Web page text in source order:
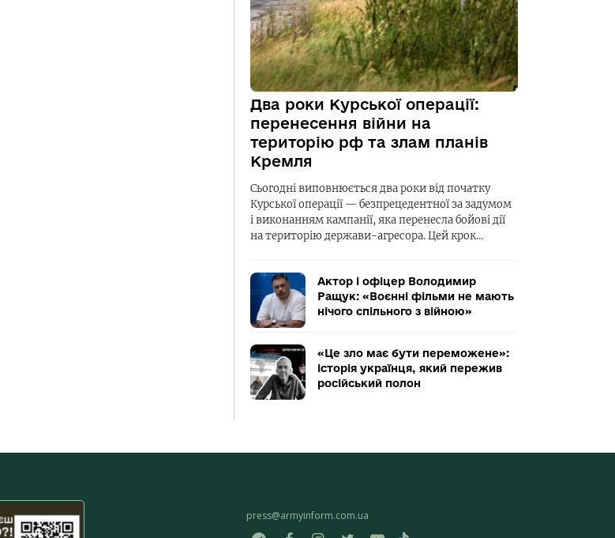
Два роки Курської операції:
перенесення війни на
територію рф та злам планів
Кремля
Сьогодні виповнюється два роки від початку
Курської операції — безпрецедентної за задумом
і виконанням кампанії, яка перенесла бойові дії
на територію держави-агресора. Цей крок…
Актор і офіцер Володимир
Ращук: «Воєнні фільми не мають
нічого спільного з війною»
«Це зло має бути переможене»:
історія українця, який пережив
російський полон
press@armyinform.com.ua